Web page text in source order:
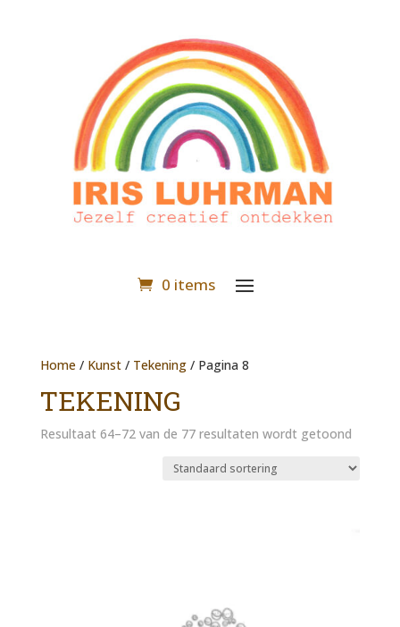
0 items
Home/ Kunst/ Tekening/ Pagina 8
TEKENING
Resultaat 64–72 van de 77 resultaten wordt getoond